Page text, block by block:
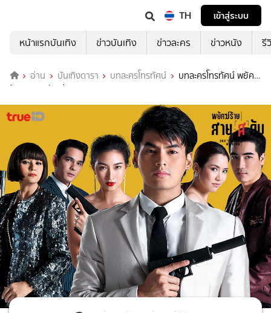
TH
เข้าสู่ระบบ
หน้าแรกบันเทิง
ข่าวบันเทิง ข่าวละคร ข่าวหนัง รี
อ่าน บันเทิงดารา บทละครโทรทัศน์
บทละครโทรทัศน์ พยัคฆ์
ร้ายสาย(ส)ลับ ช่อง True4U